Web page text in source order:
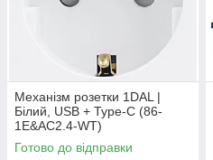
Механізм розетки 1DAL |
Білий, USB + Type-C (86-
1E&AC2.4-WT)
Готово до відправки